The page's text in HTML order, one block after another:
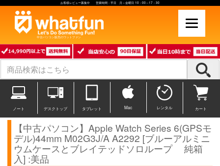
お客様レビュー募集中 営業時間：平日 月～金曜日 10：00～17：30
中古パソコン販売のワットファン
ノート デスクトップ タブレット Mac レンタル カート
【中古パソコン】Apple Watch Series 6(GPSモ
デル)44mm M02G3J/A A2292 [ブルーアルミニ
ウムケースとブレイテッドソロループ 純箱
入] :美品